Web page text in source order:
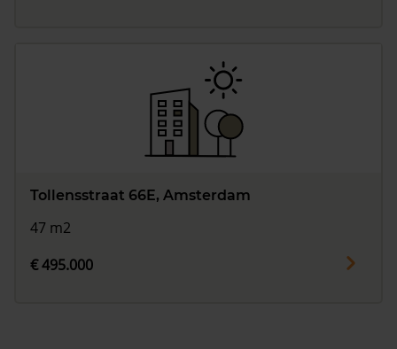
Tollensstraat 66E, Amsterdam
47 m2
€ 495.000